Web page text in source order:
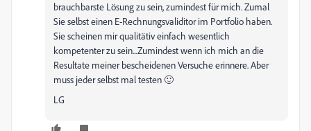
brauchbarste Lösung zu sein, zumindest für mich. Zumal
Sie selbst einen E-Rechnungsvaliditor im Portfolio haben.
Sie scheinen mir qualitätiv einfach wesentlich
kompetenter zu sein...Zumindest wenn ich mich an die
Resultate meiner bescheidenen Versuche erinnere. Aber
muss jeder selbst mal testen 🙂
LG